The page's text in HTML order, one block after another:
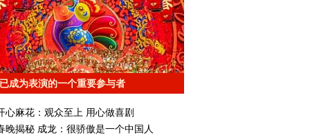
成为表演的一个重要参与者
心麻花：观众至上 用心做喜剧
晚揭秘 成龙：很骄傲是一个中国人